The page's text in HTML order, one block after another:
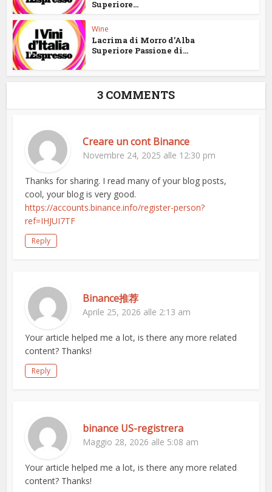
Superiore...
Wine
Lacrima di Morro d’Alba
Superiore Passione di...
3 COMMENTS
Creare un cont Binance
Novembre 24, 2025 alle 12:30 pm
Thanks for sharing. I read many of your blog posts,
cool, your blog is very good.
https://accounts.binance.info/register-person?
ref=IHJUI7TF
Reply
Binance推荐
Aprile 25, 2026 alle 2:13 am
Your article helped me a lot, is there any more related
content? Thanks!
Reply
binance US-registrera
Maggio 28, 2026 alle 5:08 am
Your article helped me a lot, is there any more related
content? Thanks!